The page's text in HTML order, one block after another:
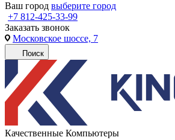
Ваш город выберите город
+7 812-425-33-99
Заказать звонок
Московское шоссе, 7
Поиск
Качественные Компьютеры